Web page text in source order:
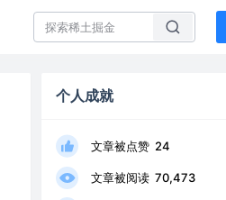
个人成就
文章被点赞 24
文章被阅读 70,473